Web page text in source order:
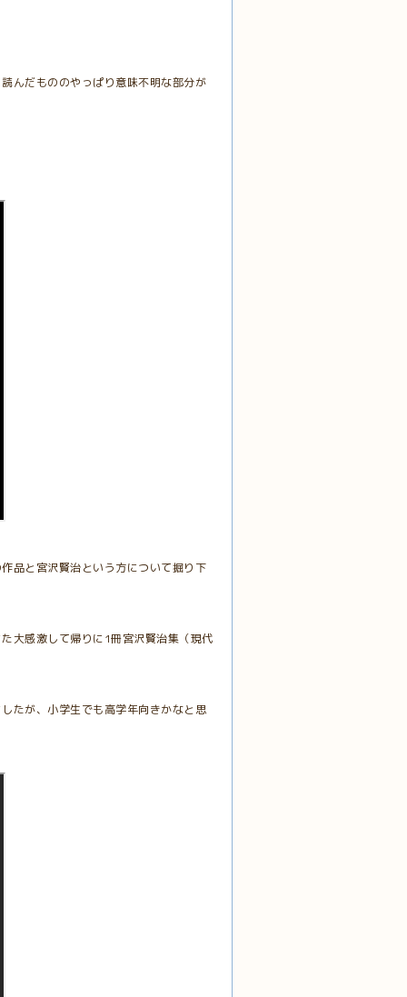
んだもののやっぱり意味不明な部分が
品と宮沢賢治という方について掘り下
大感激して帰りに1冊宮沢賢治集（現代
たが、小学生でも高学年向きかなと思